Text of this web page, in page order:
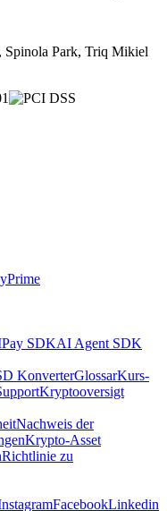
Spinola Park, Triq Mikiel
Prime
Pay SDKAI Agent SDK
KonverterGlossarKurs-
Kryptooversigt
Nachweis der
Krypto-Asset
Richtlinie zu
FacebookLinkedin